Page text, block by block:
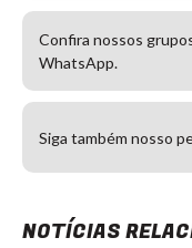
Confira nossos
WhatsApp.
Siga também nosso
NOTÍCIAS